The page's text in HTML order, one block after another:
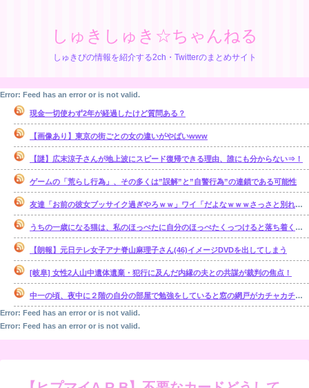
しゅきしゅき☆ちゃんねる
しゅきぴの情報を紹介する2ch・Twitterのまとめサイト
Error: Feed has an error or is not valid.
現金一切使わず2年が経過したけど質問ある？
【画像あり】東京の街ごとの女の違いがやばいwww
【謎】広末涼子さんが地上波にスピード復帰できる理由、誰にも分からない⇒！
ゲームの「荒らし行為」、その多くは”誤解”と”自警行為”の連鎖である可能性
友達「お前の彼女ブッサイク過ぎやろｗｗ」ワイ「だよなｗｗｗさっさと別れたいわｗｗｗ」
うちの一歳になる猫は、私のほっぺたに自分のほっぺたくっつけると落ち着くのか・・・【再】
【朗報】元日テレ女子アナ脊山麻理子さん(46)イメージDVDを出してしまう
[岐阜] 女性2人山中遺体遺棄・犯行に及んだ内縁の夫との共謀が裁判の焦点！
中一の頃、夜中に２階の自分の部屋で勉強をしていると窓の網戸がカチャカチャ鳴り出した。【再】
Error: Feed has an error or is not valid.
Error: Feed has an error or is not valid.